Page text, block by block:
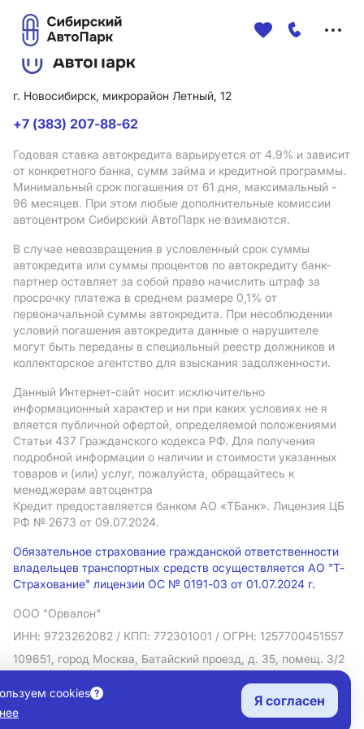
г. Новосибирск, микрорайон Летный, 12
+7 (383) 207-88-62
Годовая ставка автокредита варьируется от 4.9% и зависит
от конкретного банка, сумм займа и кредитной программы.
Минимальный срок погашения от 61 дня, максимальный -
96 месяцев. При этом любые дополнительные комиссии
автоцентром Сибирский АвтоПарк не взимаются.
В случае невозвращения в условленный срок суммы
автокредита или суммы процентов по автокредиту банк-
партнер оставляет за собой право начислить штраф за
просрочку платежа в среднем размере 0,1% от
первоначальной суммы автокредита. При несоблюдении
условий погашения автокредита данные о нарушителе
могут быть переданы в специальный реестр должников и
коллекторское агентство для взыскания задолженности.
Данный Интернет-сайт носит исключительно
информационный характер и ни при каких условиях не я
вляется публичной офертой, определяемой положениями
Статьи 437 Гражданского кодекса РФ. Для получения
подробной информации о наличии и стоимости указанных
товаров и (или) услуг, пожалуйста, обращайтесь к
менеджерам автоцентра
Кредит предоставляется банком АO «ТБанк». Лицензия ЦБ
РФ № 2673 от 09.07.2024.
Обязательное страхование гражданской ответственности
владельцев транспортных средств осуществляется АО "Т-
Страхование" лицензии ОС № 0191-03 от 01.07.2024 г.
ООО "Орвалон"
ИНН: 9723262082 / КПП: 772301001 / ОГРН: 1257700451557
109651, город Москва, Батайский проезд, д. 35, помещ. 3/2
Политика в отношении обработки персональных данных
Согласие на рекламную рассылку
Правовая информация
cookies
Я согласен